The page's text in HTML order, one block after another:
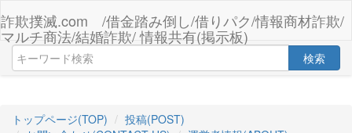
詐欺撲滅.com /借金踏み倒し/借りパク/情報商材詐欺/
マルチ商法/結婚詐欺/ 情報共有(掲示板)
検索
トップページ(TOP)
投稿(POST)